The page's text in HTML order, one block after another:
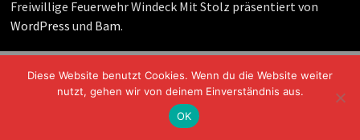
Freiwillige Feuerwehr Windeck Mit Stolz präsentiert von
WordPress und Bam.
Diese Website benutzt Cookies. Wenn du die Website weiter
nutzt, gehen wir von deinem Einverständnis aus.
OK